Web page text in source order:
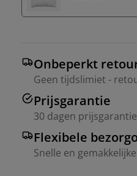
Onbeperkt
Geen tijdslimiet -
Prijsgarantie
30 dagen
Flexibele
Snelle en